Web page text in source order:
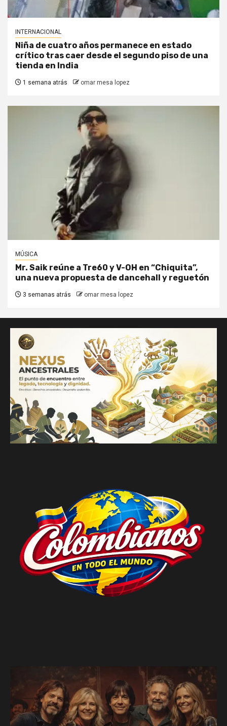
INTERNACIONAL
Niña de cuatro años permanece en estado
crítico tras caer desde el segundo piso de una
tienda en India
1 semana atrás omar mesa lopez
MÚSICA
Mr. Saik reúne a Tre60 y V-OH en “Chiquita”,
una nueva propuesta de dancehall y reguetón
3 semanas atrás omar mesa lopez